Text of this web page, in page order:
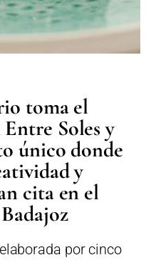
toma el
Soles y
único donde
y
cita en el
por cinco